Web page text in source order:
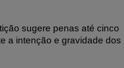
sugere penas até cinco
a intenção e gravidade dos